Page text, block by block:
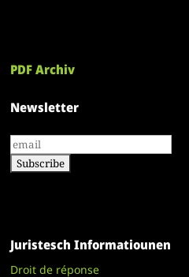
PDF Archiv
Newsletter
Juristesch Informatiounen
Droit de réponse